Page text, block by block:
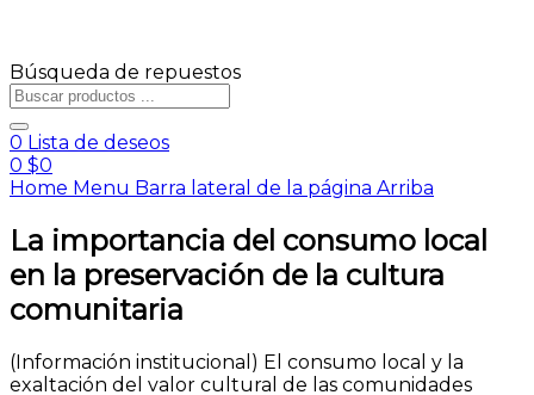
Búsqueda de repuestos
0 Lista de deseos
0 $0
Home Menu Barra lateral de la página Arriba
La importancia del consumo local
en la preservación de la cultura
comunitaria
(Información institucional) El consumo local y la
exaltación del valor cultural de las comunidades